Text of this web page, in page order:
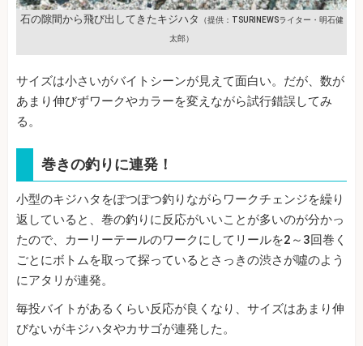
石の隙間から飛び出してきたキジハタ （提供：TSURINEWSライター・明石健
太郎）
サイズは小さいがバイトシーンが見えて面白い。だが、数が
あまり伸びずワークやカラーを変えながら試行錯誤してみ
る。
巻きの釣りに連発！
小型のキジハタをぽつぽつ釣りながらワークチェンジを繰り
返していると、巻の釣りに反応がいいことが多いのが分かっ
たので、カーリーテールのワークにしてリールを2～3回巻く
ごとにボトムを取って探っているとさっきの渋さが噓のよう
にアタリが連発。
毎投バイトがあるくらい反応が良くなり、サイズはあまり伸
びないがキジハタやカサゴが連発した。